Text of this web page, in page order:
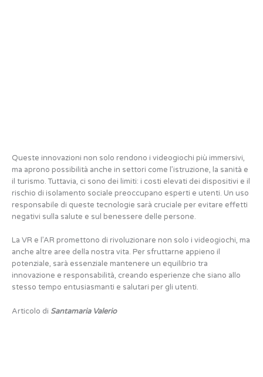
Queste innovazioni non solo rendono i videogiochi più immersivi,
ma aprono possibilità anche in settori come l’istruzione, la sanità e
il turismo. Tuttavia, ci sono dei limiti: i costi elevati dei dispositivi e il
rischio di isolamento sociale preoccupano esperti e utenti. Un uso
responsabile di queste tecnologie sarà cruciale per evitare effetti
negativi sulla salute e sul benessere delle persone.
La VR e l’AR promettono di rivoluzionare non solo i videogiochi, ma
anche altre aree della nostra vita. Per sfruttarne appieno il
potenziale, sarà essenziale mantenere un equilibrio tra
innovazione e responsabilità, creando esperienze che siano allo
stesso tempo entusiasmanti e salutari per gli utenti.
Articolo di Santamaria Valerio